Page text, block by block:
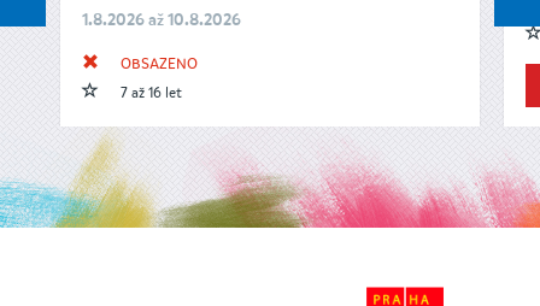
1.8.2026 až 10.8.2026
OBSAZENO
7 až 16 let